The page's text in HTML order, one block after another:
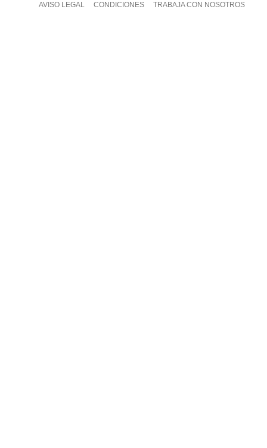
AVISO LEGAL CONDICIONES TRABAJA CON NOSOTROS